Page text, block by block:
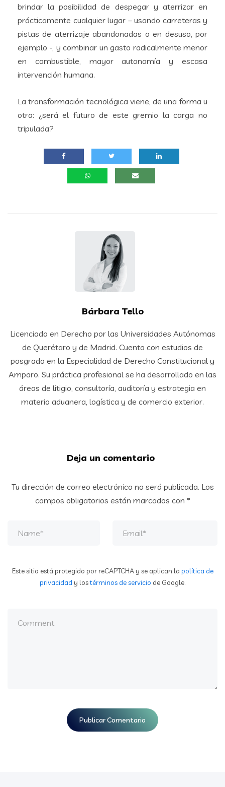
brindar la posibilidad de despegar y aterrizar en
prácticamente cualquier lugar – usando carreteras y
pistas de aterrizaje abandonadas o en desuso, por
ejemplo -, y combinar un gasto radicalmente menor
en combustible, mayor autonomía y escasa
intervención humana.
La transformación tecnológica viene, de una forma u
otra: ¿será el futuro de este gremio la carga no
tripulada?
Bárbara Tello
Licenciada en Derecho por las Universidades Autónomas
de Querétaro y de Madrid. Cuenta con estudios de
posgrado en la Especialidad de Derecho Constitucional y
Amparo. Su práctica profesional se ha desarrollado en las
áreas de litigio, consultoría, auditoría y estrategia en
materia aduanera, logística y de comercio exterior.
Deja un comentario
Tu dirección de correo electrónico no será publicada. Los
campos obligatorios están marcados con *
Este sitio está protegido por reCAPTCHA y se aplican la política de
privacidad y lostérminos de servicio de Google.